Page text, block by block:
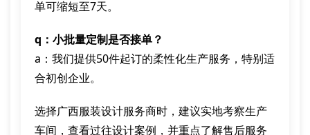
单可缩短至7天。
q：小批量定制是否接单？
a：我们提供50件起订的柔性化生产服务，特别适
合初创企业。
选择广西服装设计服务商时，建议实地考察生产
车间，查看过往设计案例，并重点了解售后服务